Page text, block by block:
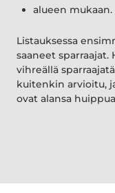
alueen mukaan.
Listauksessa
saaneet
vihreällä
kuitenkin arvioitu,
ovat alansa